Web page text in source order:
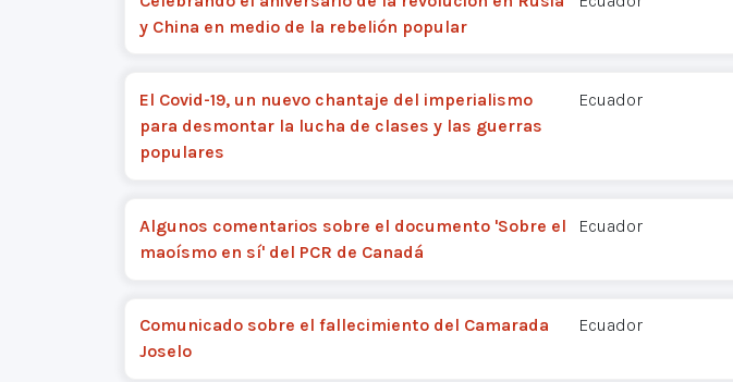
y China en medio de la rebelión popular
El Covid-19, un nuevo chantaje del imperialismo
para desmontar la lucha de clases y las guerras
populares
Ecuador
Algunos comentarios sobre el documento 'Sobre el
maoísmo en sí' del PCR de Canadá
Ecuador
Comunicado sobre el fallecimiento del Camarada
Joselo
Ecuador